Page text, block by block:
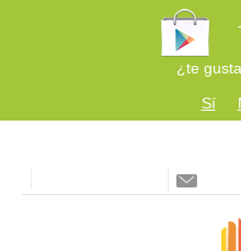
¿te
Sí